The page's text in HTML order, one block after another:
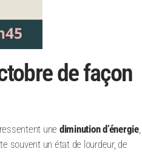
de façon
une diminution d’énergie,
souvent un état de lourdeur, de